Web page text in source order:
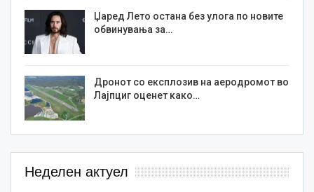
Џаред Лето остана без улога по новите
обвинувања за…
Дронот со експлозив на аеродромот во
Лајпциг оценет како…
Неделен актуел